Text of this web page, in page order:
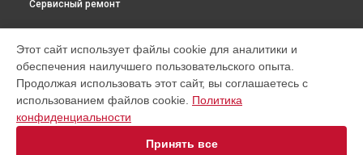
Сервисный ремонт
Водонагреватель
Духовой шкаф
Посудомоечная машина
Кофемашина
Этот сайт использует файлы cookie для аналитики и
обеспечения наилучшего пользовательского опыта.
Продолжая использовать этот сайт, вы соглашаетесь с
использованием файлов cookie. Политика
конфиденциальности
Принять все